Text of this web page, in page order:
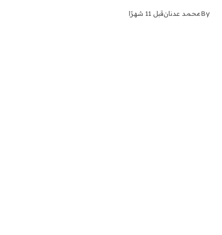
Byمحمد عدنانقبل 11 شهرًا